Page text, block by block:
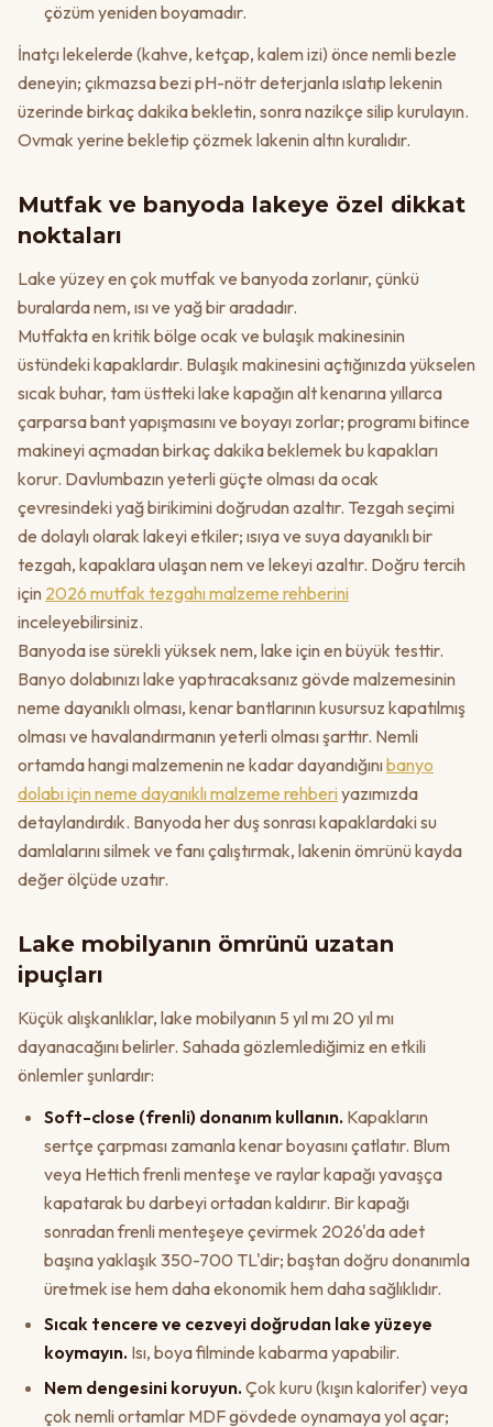
çözüm yeniden boyamadır.
İnatçı lekelerde (kahve, ketçap, kalem izi) önce nemli bezle
deneyin; çıkmazsa bezi pH-nötr deterjanla ıslatıp lekenin
üzerinde birkaç dakika bekletin, sonra nazikçe silip kurulayın.
Ovmak yerine bekletip çözmek lakenin altın kuralıdır.
Mutfak ve banyoda lakeye özel dikkat
noktaları
Lake yüzey en çok mutfak ve banyoda zorlanır, çünkü
buralarda nem, ısı ve yağ bir aradadır.
Mutfakta en kritik bölge ocak ve bulaşık makinesinin
üstündeki kapaklardır. Bulaşık makinesini açtığınızda yükselen
sıcak buhar, tam üstteki lake kapağın alt kenarına yıllarca
çarparsa bant yapışmasını ve boyayı zorlar; programı bitince
makineyi açmadan birkaç dakika beklemek bu kapakları
korur. Davlumbazın yeterli güçte olması da ocak
çevresindeki yağ birikimini doğrudan azaltır. Tezgah seçimi
de dolaylı olarak lakeyi etkiler; ısıya ve suya dayanıklı bir
tezgah, kapaklara ulaşan nem ve lekeyi azaltır. Doğru tercih
için 2026 mutfak tezgahı malzeme rehberini
inceleyebilirsiniz.
Banyoda ise sürekli yüksek nem, lake için en büyük testtir.
Banyo dolabınızı lake yaptıracaksanız gövde malzemesinin
neme dayanıklı olması, kenar bantlarının kusursuz kapatılmış
olması ve havalandırmanın yeterli olması şarttır. Nemli
ortamda hangi malzemenin ne kadar dayandığınıbanyo
dolabı için neme dayanıklı malzeme rehberiyazımızda
detaylandırdık. Banyoda her duş sonrası kapaklardaki su
damlalarını silmek ve fanı çalıştırmak, lakenin ömrünü kayda
değer ölçüde uzatır.
Lake mobilyanın ömrünü uzatan
ipuçları
Küçük alışkanlıklar, lake mobilyanın 5 yıl mı 20 yıl mı
dayanacağını belirler. Sahada gözlemlediğimiz en etkili
önlemler şunlardır:
Soft-close (frenli) donanım kullanın. Kapakların
sertçe çarpması zamanla kenar boyasını çatlatır. Blum
veya Hettich frenli menteşe ve raylar kapağı yavaşça
kapatarak bu darbeyi ortadan kaldırır. Bir kapağı
sonradan frenli menteşeye çevirmek 2026'da adet
başına yaklaşık 350-700 TL'dir; baştan doğru donanımla
üretmek ise hem daha ekonomik hem daha sağlıklıdır.
Sıcak tencere ve cezveyi doğrudan lake yüzeye
koymayın. Isı, boya filminde kabarma yapabilir.
Nem dengesini koruyun.Çok kuru (kışın kalorifer) veya
çok nemli ortamlar MDF gövdede oynamaya yol açar;